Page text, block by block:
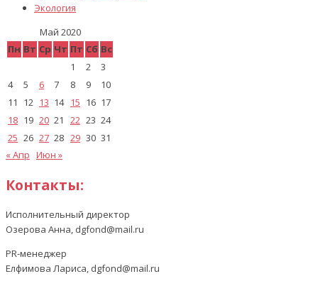
Экология
Май 2020
Пн Вт Ср Чт Пт Сб Вс
1
2
3
4
5 6 7 8 9
10
11
12 13 14 15 16 17
18 19 20 21 22 23 24
25 26 27 28 29 30 31
« Апр Июн »
Контакты:
Исполнительный директор
Озерова Анна, dgfond@mail.ru
PR-менеджер
Елфимова Лариса, dgfond@mail.ru